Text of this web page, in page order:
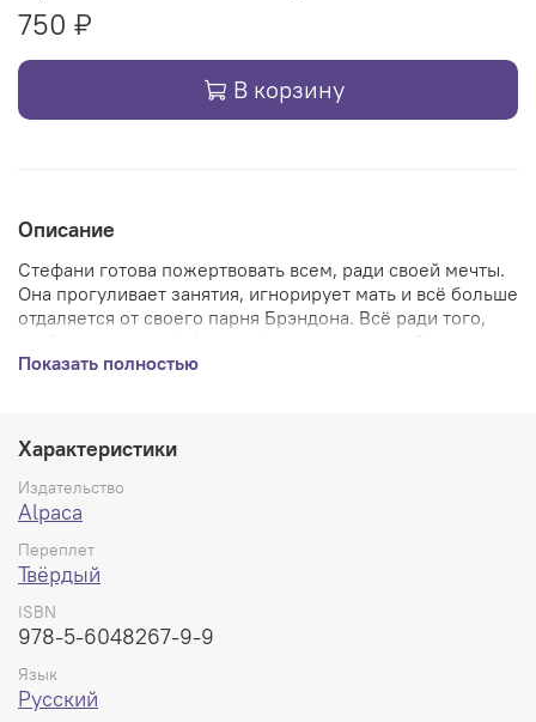
750 ₽
В корзину
Описание
Стефани готова пожертвовать всем, ради своей мечты.
Она прогуливает занятия, игнорирует мать и всё больше
отдаляется от своего парня Брэндона. Всё ради того,
ВУЗе так не считают, ведь снять «продающий кадр»
уйти... Глубоко личная история о любви, жизни с
психическим расстройством и борьбе за право быть
услышанным.
"Обновленное издание" включает в себя новую историю
"Тамара", несколько одностраничных комиксов, а также
расширенные дополнительные материалы и арт-
Твердый переплет, 128 стр., 228х155 мм.
Показать полностью
Характеристики
Издательство
Alpaca
Переплет
Твёрдый
ISBN
978-5-6048267-9-9
Язык
Русский